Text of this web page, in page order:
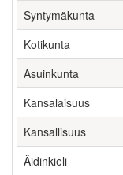
Syntymäkunta
Kotikunta
Asuinkunta
Kansalaisuus
Kansallisuus
Äidinkieli